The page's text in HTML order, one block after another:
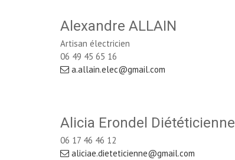
Alexandre ALLAIN
Artisan électricien
06 49 45 65 16
a.allain.elec@gmail.com
Alicia Erondel Diététicienne
06 17 46 46 12
aliciae.dieteticienne@gmail.com